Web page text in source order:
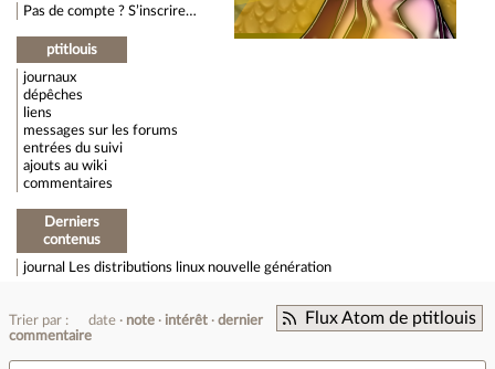
Pas de compte ? S’inscrire…
ptitlouis
journaux
dépêches
liens
messages sur les forums
entrées du suivi
ajouts au wiki
commentaires
Derniers
contenus
journal Les distributions linux nouvelle génération
Flux Atom de ptitlouis
Trier par : date note intérêt
dernier
commentaire